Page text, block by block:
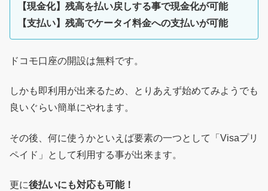
【現金化】残高を払い戻しする事で現金化が可能
【支払い】残高でケータイ料金への支払いが可能
ドコモ口座の開設は無料です。
しかも即利用が出来るため、とりあえず始めてみようでも
良いぐらい簡単にやれます。
その後、何に使うかといえば要素の一つとして「Visaプリ
ペイド」として利用する事が出来ます。
更に後払いにも対応も可能！